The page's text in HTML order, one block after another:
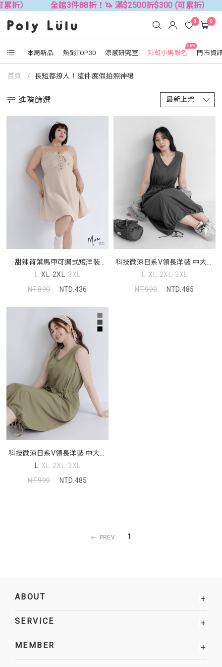
折） 全館3件88折！🦄 滿$2500折$300 (可累折）
本周新品 熱銷TOP30 涼感研究室
NEW
彩虹小馬聯名 門市資
0 0
首頁 長短都撩人！這件度假拍照神裙
進階篩選
甜辣荷葉馬甲可調式短洋裝
MUA! 中大尺碼洋裝
L XL 2XL 3XL
NT.890
NTD.436
科技微涼日系V領長洋裝 中大尺
碼洋裝
L XL 2XL 3XL
NT.990
NTD.485
科技微涼日系V領長洋裝 中大尺
碼洋裝
L XL 2XL 3XL
NT.990
NTD.485
PREV 1
ABOUT +
SERVICE +
MEMBER +